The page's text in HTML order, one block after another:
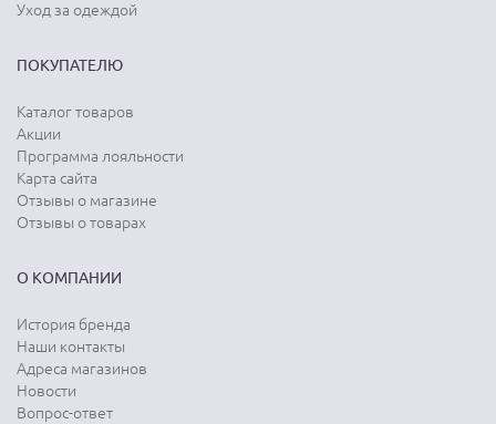
Уход за одеждой
ПОКУПАТЕЛЮ
Каталог товаров
Акции
Программа лояльности
Карта сайта
Отзывы о магазине
Отзывы о товарах
О КОМПАНИИ
История бренда
Наши контакты
Адреса магазинов
Новости
Вопрос-ответ